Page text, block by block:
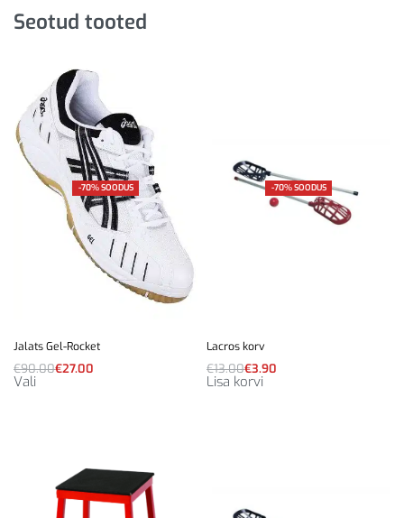
Seotud tooted
-70% SOODUS
Jalats Gel-Rocket
€90.00€27.00
Vali
-70% SOODUS
Lacros korv
€13.00€3.90
Lisa korvi